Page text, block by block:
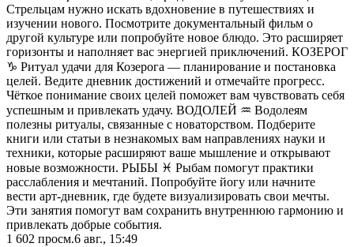
Стрельцам нужно искать вдохновение в путешествиях и
изучении нового. Посмотрите документальный фильм о
другой культуре или попробуйте новое блюдо. Это расширяет
горизонты и наполняет вас энергией приключений. КОЗЕРОГ
♑️ Ритуал удачи для Козерога — планирование и постановка
целей. Ведите дневник достижений и отмечайте прогресс.
Чёткое понимание своих целей поможет вам чувствовать себя
успешным и привлекать удачу. ВОДОЛЕЙ ♒️ Водолеям
полезны ритуалы, связанные с новаторством. Подберите
книги или статьи в незнакомых вам направлениях науки и
техники, которые расширяют ваше мышление и открывают
новые возможности. РЫБЫ ♓️ Рыбам помогут практики
расслабления и мечтаний. Попробуйте йогу или начните
вести арт-дневник, где будете визуализировать свои мечты.
Эти занятия помогут вам сохранить внутреннюю гармонию и
привлекать добрые события.
1 602 просм.6 авг., 15:49